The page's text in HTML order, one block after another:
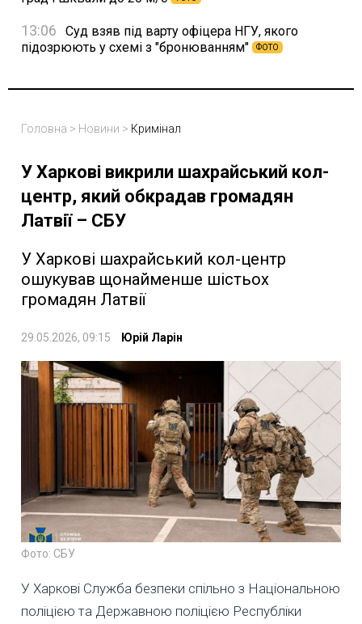
13:06
Суд взяв під варту офіцера НГУ, якого
підозрюють у схемі з "бронюванням"
ФОТО
Головна > Новини > Кримінал
У Харкові викрили шахрайський кол-
центр, який обкрадав громадян
Латвії – СБУ
У Харкові шахрайський кол-центр
ошукував щонайменше шістьох
громадян Латвії
29.05.2026, 09:15 Юрій Ларін
Фото: СБУ
У Харкові Служба безпеки спільно з Національною
поліцією та Державною поліцією Республіки